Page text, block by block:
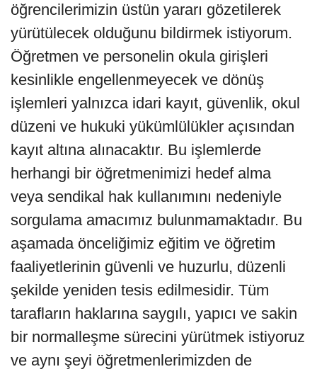
öğrencilerimizin üstün yararı gözetilerek
yürütülecek olduğunu bildirmek istiyorum.
Öğretmen ve personelin okula girişleri
kesinlikle engellenmeyecek ve dönüş
işlemleri yalnızca idari kayıt, güvenlik, okul
düzeni ve hukuki yükümlülükler açısından
kayıt altına alınacaktır. Bu işlemlerde
herhangi bir öğretmenimizi hedef alma
veya sendikal hak kullanımını nedeniyle
sorgulama amacımız bulunmamaktadır. Bu
aşamada önceliğimiz eğitim ve öğretim
faaliyetlerinin güvenli ve huzurlu, düzenli
şekilde yeniden tesis edilmesidir. Tüm
tarafların haklarına saygılı, yapıcı ve sakin
bir normalleşme sürecini yürütmek istiyoruz
ve aynı şeyi öğretmenlerimizden de